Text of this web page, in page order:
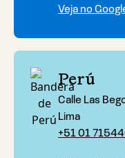
Veja no
Perú
Calle Las
Lima
+51 01